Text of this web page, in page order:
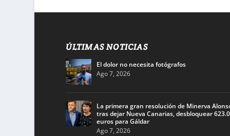
ÚLTIMAS NOTICIAS
El dolor no necesita fotógrafos
Ago 7, 2026
La primera gran resolución de Minerva
tras dejar Nueva Canarias, desbloquear
euros para Gáldar
Ago 7, 2026